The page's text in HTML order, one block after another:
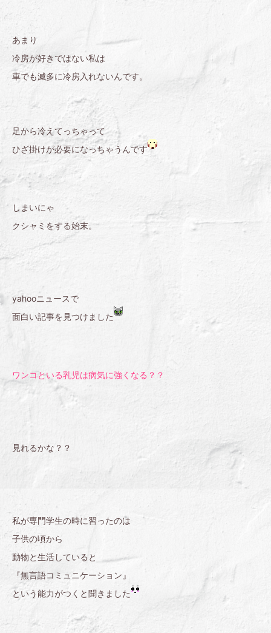
あまり
冷房が好きではない私は
車でも滅多に冷房入れないんです。
足から冷えてっちゃって
ひざ掛けが必要になっちゃうんです
しまいにゃ
クシャミをする始末。
yahooニュースで
面白い記事を見つけました
ワンコといる乳児は病気に強くなる？？
見れるかな？？
私が専門学生の時に習ったのは
子供の頃から
動物と生活していると
『無言語コミュニケーション』
という能力がつくと聞きました